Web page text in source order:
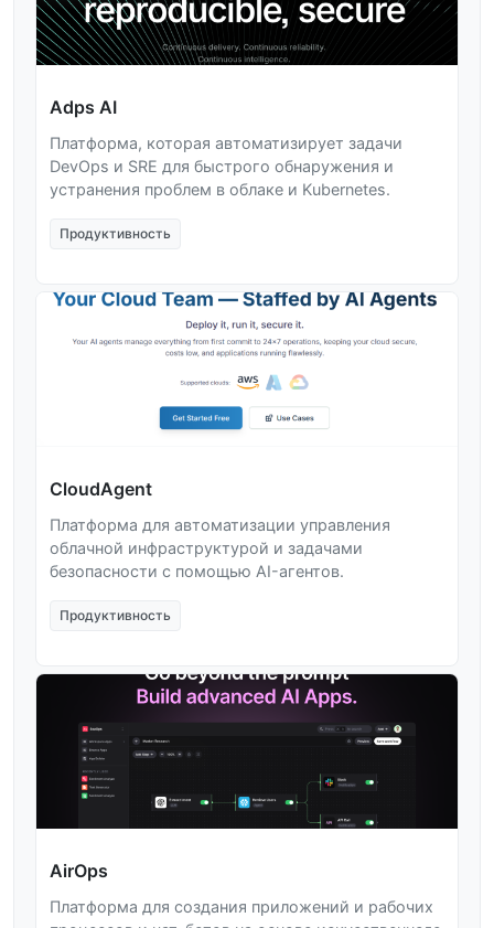
Adps AI
Платформа, которая автоматизирует задачи
DevOps и SRE для быстрого обнаружения и
устранения проблем в облаке и Kubernetes.
Продуктивность
CloudAgent
Платформа для автоматизации управления
облачной инфраструктурой и задачами
безопасности с помощью AI-агентов.
Продуктивность
AirOps
Платформа для создания приложений и рабочих